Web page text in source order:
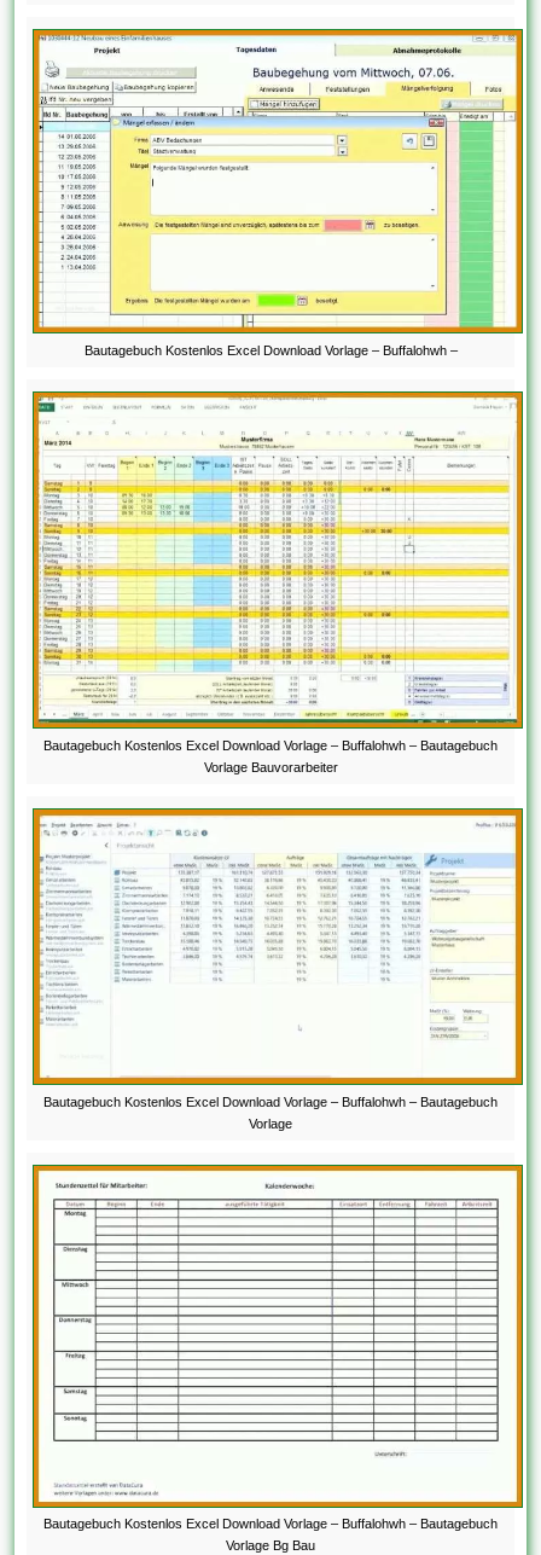
Bautagebuch Kostenlos Excel Download Vorlage – Buffalohwh –
Bautagebuch Kostenlos Excel Download Vorlage – Buffalohwh – Bautagebuch
Vorlage Bauvorarbeiter
Bautagebuch Kostenlos Excel Download Vorlage – Buffalohwh – Bautagebuch
Vorlage
Bautagebuch Kostenlos Excel Download Vorlage – Buffalohwh – Bautagebuch
Vorlage Bg Bau